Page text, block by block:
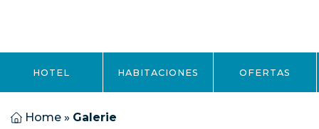
HOTEL HABITACIONES OFERTAS
Home » Galerie